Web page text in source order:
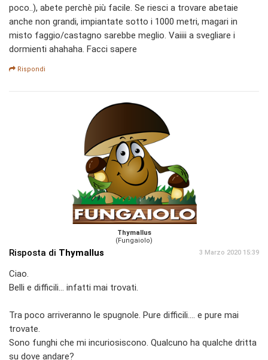
poco..), abete perchè più facile. Se riesci a trovare abetaie
anche non grandi, impiantate sotto i 1000 metri, magari in
misto faggio/castagno sarebbe meglio. Vaiiii a svegliare i
dormienti ahahaha. Facci sapere
Rispondi
Thymallus
(Fungaiolo)
Risposta di Thymallus 3 Marzo 2020 15:39
Ciao.
Belli e difficili... infatti mai trovati.
Tra poco arriveranno le spugnole. Pure difficili.... e pure mai
trovate.
Sono funghi che mi incuriosiscono. Qualcuno ha qualche dritta
su dove andare?